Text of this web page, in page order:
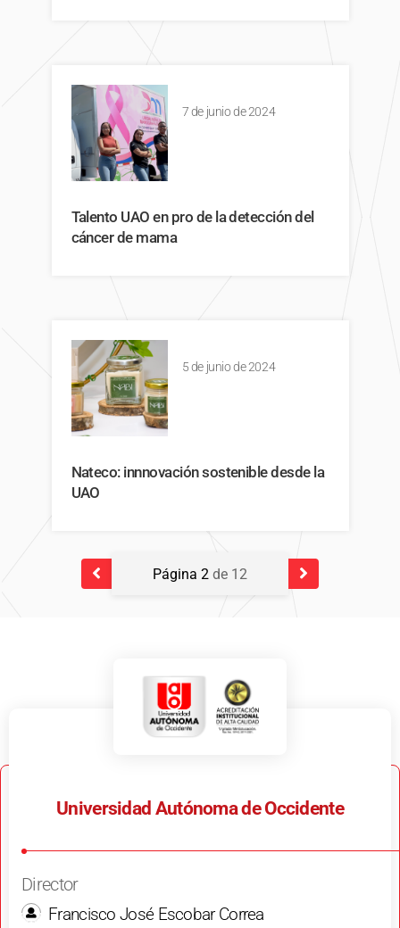
7 de junio de 2024
Talento UAO en pro de la detección del
cáncer de mama
5 de junio de 2024
Nateco: innnovación sostenible desde la
UAO
Página 2 de 12
Universidad Autónoma de Occidente
Director
Francisco José Escobar Correa